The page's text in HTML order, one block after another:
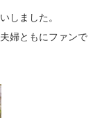
しました。
婦ともにファンで
き桜との撮影は諦
ている桜の木をわ
だくことができま